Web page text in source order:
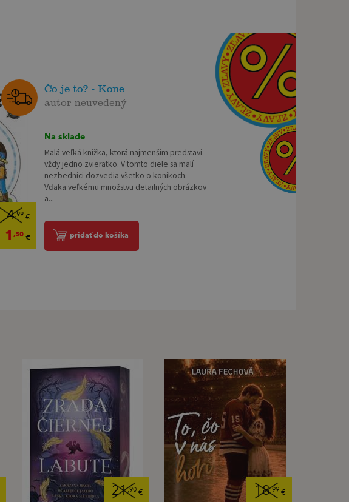
4,99 €
1 ,50€
Čo je to? - Kone
autor neuvedený
Na sklade
Malá veľká knižka, ktorá najmenším predstaví
vždy jedno zvieratko. V tomto diele sa malí
nezbedníci dozvedia všetko o koníkoch.
Vďaka veľkému množstvu detailných obrázkov
a...
pridať do košíka
21,90€ 18,99 €